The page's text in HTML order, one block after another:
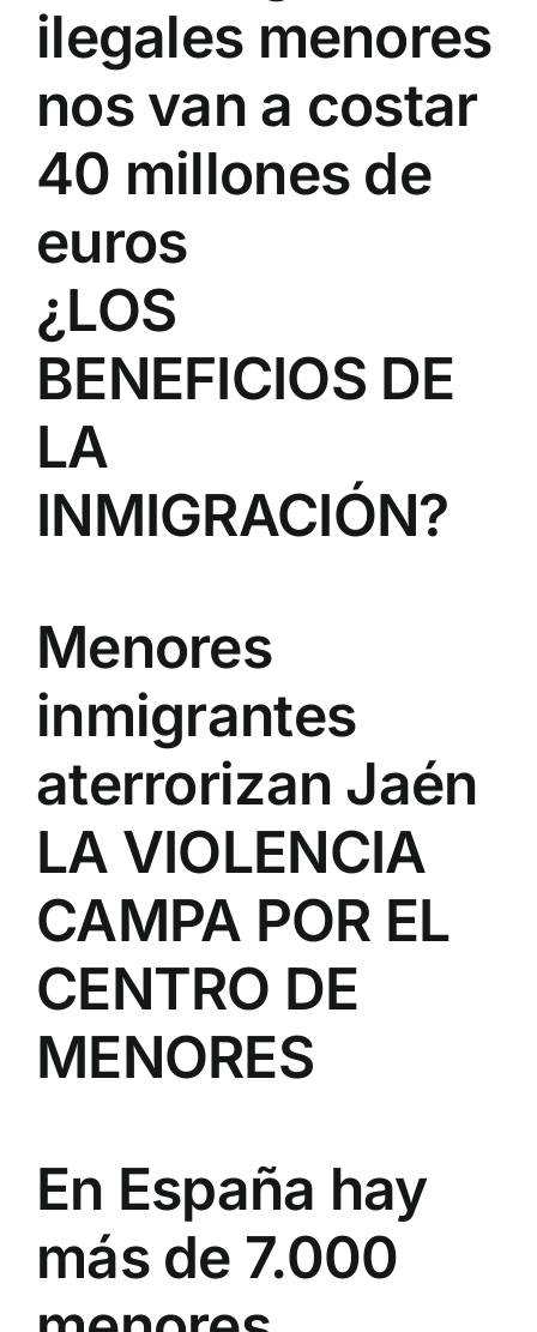
ilegales menores
nos van a costar
40 millones de
euros
¿LOS
BENEFICIOS DE
LA
INMIGRACIÓN?
Menores
inmigrantes
aterrorizan Jaén
LA VIOLENCIA
CAMPA POR EL
CENTRO DE
MENORES
En España hay
más de 7.000